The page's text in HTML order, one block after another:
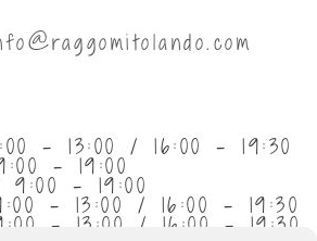
- 13:00 / 16:00 - 19:30
- 19:00
9:00 - 19:00
- 13:00 / 16:00 - 19:30
- 13:00 / 16:00 - 19:30